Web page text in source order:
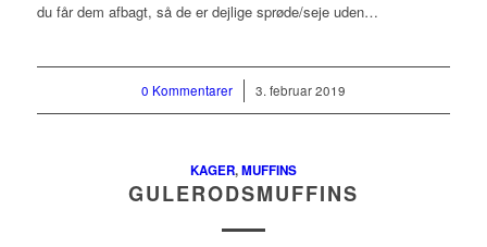
du får dem afbagt, så de er dejlige sprøde/seje uden…
0 Kommentarer
/ 3. februar 2019
KAGER,MUFFINS
GULERODSMUFFINS